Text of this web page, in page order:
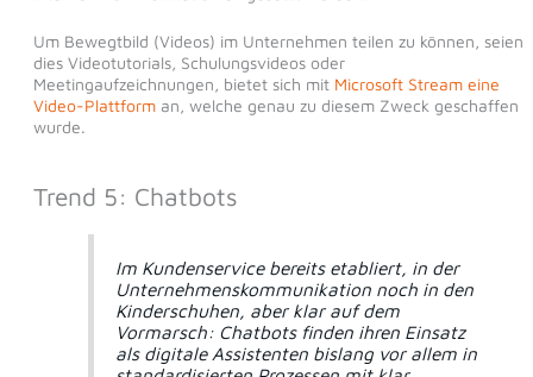
Um Bewegtbild (Videos) im Unternehmen teilen zu können, seien
dies Videotutorials, Schulungsvideos oder
Meetingaufzeichnungen, bietet sich mit Microsoft Stream eine
Video-Plattforman, welche genau zu diesem Zweck geschaffen
wurde.
Trend 5: Chatbots
Im Kundenservice bereits etabliert, in der
Unternehmenskommunikation noch in den
Kinderschuhen, aber klar auf dem
Vormarsch: Chatbots finden ihren Einsatz
als digitale Assistenten bislang vor allem in